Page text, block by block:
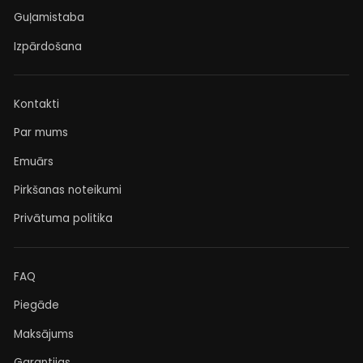
Guļamistaba
Izpārdošana
Kontakti
Par mums
Emuārs
Pirkšanas noteikumi
Privātuma politika
FAQ
Piegāde
Maksājums